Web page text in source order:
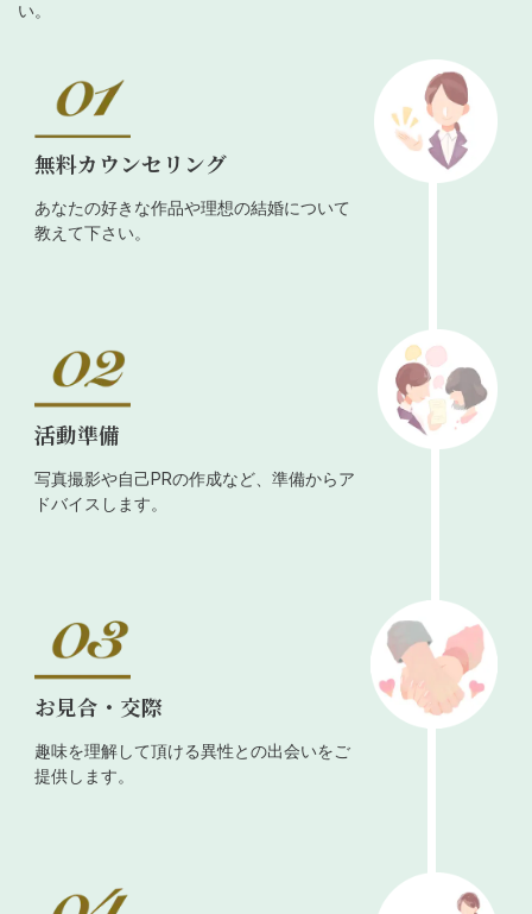
い。
無料カウンセリング
あなたの好きな作品や理想の結婚について
教えて下さい。
活動準備
写真撮影や自己PRの作成など、準備からア
ドバイスします。
お見合・交際
趣味を理解して頂ける異性との出会いをご
提供します。